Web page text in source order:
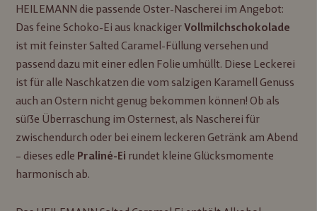
HEILEMANN die passende Oster-Nascherei im Angebot:
Das feine Schoko-Ei aus knackigerVollmilchschokolade
ist mit feinster Salted Caramel-Füllung versehen und
passend dazu mit einer edlen Folie umhüllt. Diese Leckerei
ist für alle Naschkatzen die vom salzigen Karamell Genuss
auch an Ostern nicht genug bekommen können! Ob als
süße Überraschung im Osternest, als Nascherei für
zwischendurch oder bei einem leckeren Getränk am Abend
– dieses edle Praliné-Ei rundet kleine Glücksmomente
harmonisch ab.